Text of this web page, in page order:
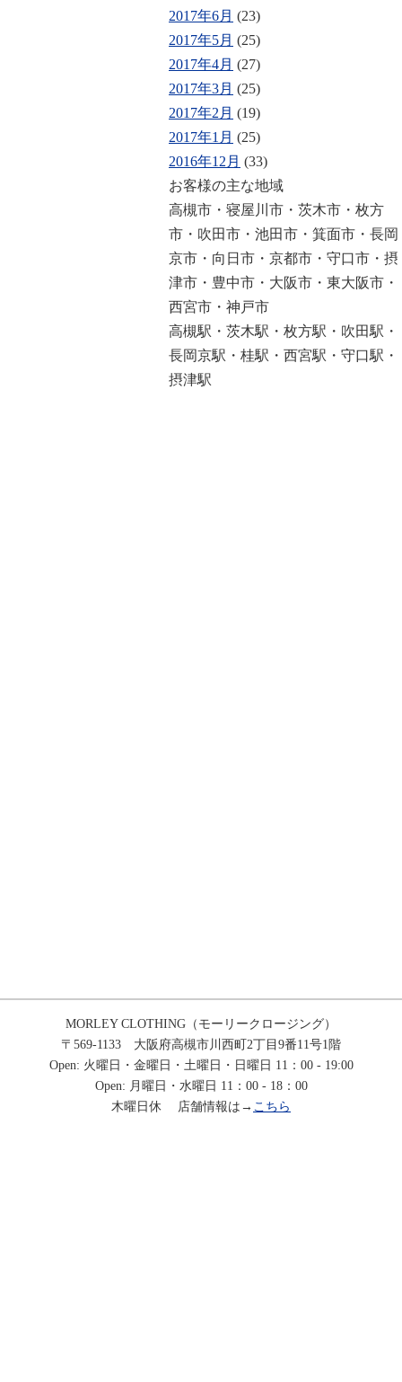
2017年6月 (23)
2017年5月 (25)
2017年4月 (27)
2017年3月 (25)
2017年2月 (19)
2017年1月 (25)
2016年12月 (33)
お客様の主な地域
高槻市・寝屋川市・茨木市・枚方
市・吹田市・池田市・箕面市・長岡
京市・向日市・京都市・守口市・摂
津市・豊中市・大阪市・東大阪市・
西宮市・神戸市
高槻駅・茨木駅・枚方駅・吹田駅・
長岡京駅・桂駅・西宮駅・守口駅・
摂津駅
MORLEY CLOTHING（モーリークロージング）
〒569-1133 大阪府高槻市川西町2丁目9番11号1階
Open: 火曜日・金曜日・土曜日・日曜日 11：00 - 19:00
Open: 月曜日・水曜日 11：00 - 18：00
木曜日休 店舗情報は→ こちら